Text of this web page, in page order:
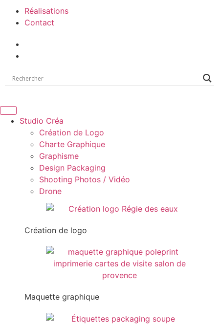
Réalisations
Contact
Studio Créa
Création de Logo
Charte Graphique
Graphisme
Design Packaging
Shooting Photos / Vidéo
Drone
Création de logo
Maquette graphique